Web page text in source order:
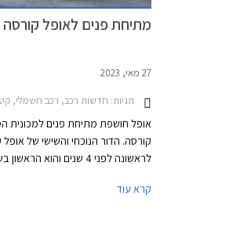
מתיחת פנים לאופל קורסה
27 מאי, 2023
תגיות: חדשות רכב, רכב חשמלי, קטנות, אופל, אופל
אופל חושפת מתיחת פנים למכונית
קורסה. הדור הנוכחי והשישי של
לראשונה לפני 4 שנים והוא
קרא עוד